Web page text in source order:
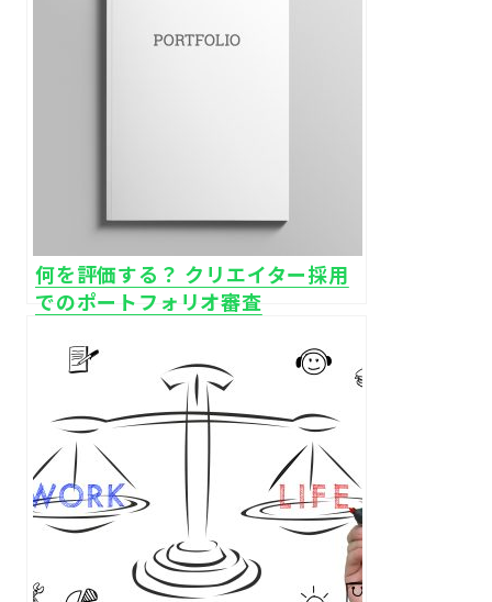
何を評価する？ クリエイター採用
でのポートフォリオ審査